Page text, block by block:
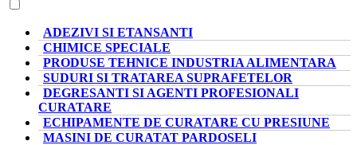
ADEZIVI SI ETANSANTI
CHIMICE SPECIALE
PRODUSE TEHNICE INDUSTRIA ALIMENTARA
SUDURI SI TRATAREA SUPRAFETELOR
DEGRESANTI SI AGENTI PROFESIONALI
CURATARE
ECHIPAMENTE DE CURATARE CU PRESIUNE
MASINI DE CURATAT PARDOSELI